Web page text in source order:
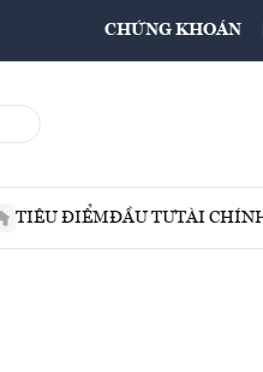
CHỨNG KHOÁN
TIÊU ĐIỂMĐẦU TƯTÀI